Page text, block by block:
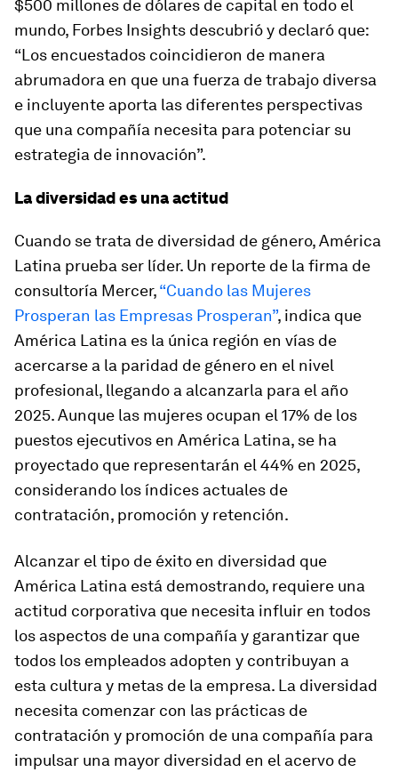
$500 millones de dólares de capital en todo el
mundo, Forbes Insights descubrió y declaró que:
“Los encuestados coincidieron de manera
abrumadora en que una fuerza de trabajo diversa
e incluyente aporta las diferentes perspectivas
que una compañía necesita para potenciar su
estrategia de innovación”.
La diversidad es una actitud
Cuando se trata de diversidad de género, América
Latina prueba ser líder. Un reporte de la firma de
consultoría Mercer,“Cuando las Mujeres
Prosperan las Empresas Prosperan”, indica que
América Latina es la única región en vías de
acercarse a la paridad de género en el nivel
profesional, llegando a alcanzarla para el año
2025. Aunque las mujeres ocupan el 17% de los
puestos ejecutivos en América Latina, se ha
proyectado que representarán el 44% en 2025,
considerando los índices actuales de
contratación, promoción y retención.
Alcanzar el tipo de éxito en diversidad que
América Latina está demostrando, requiere una
actitud corporativa que necesita influir en todos
los aspectos de una compañía y garantizar que
todos los empleados adopten y contribuyan a
esta cultura y metas de la empresa. La diversidad
necesita comenzar con las prácticas de
contratación y promoción de una compañía para
impulsar una mayor diversidad en el acervo de